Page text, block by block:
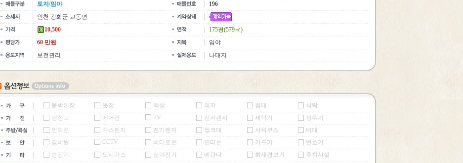
토지/임야
196
인천 강화군 교동면
10,500
175평(579㎡)
60 만원
임야
보전관리
나대지
붙박이장 옷장 책상 의자 침대
식탁
냉장고
에어컨 TV 전자렌지 세탁기
정수기
인덕션
가스렌지 전기렌지 씽크대 샤워부스
비대
경비원
CCTV 비디오폰 인터폰 카드키
번호키
승강기
도시가스 심야전기 베란다 화재경보기
주차시설